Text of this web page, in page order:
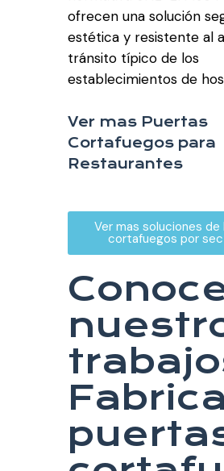
ofrecen una solución
estética y resistente al
tránsito típico de los
establecimientos de
Ver mas Puertas
Cortafuegos para
Restaurantes
Ver mas soluciones de
cortafuegos por